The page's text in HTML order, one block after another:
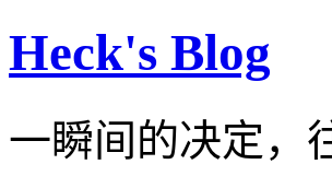
Heck's Blog
一瞬间的决定，